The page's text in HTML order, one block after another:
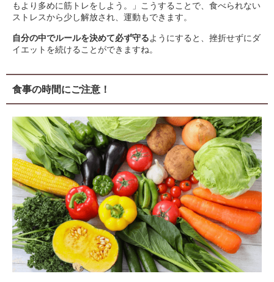
もより多めに筋トレをしよう。」こうすることで、食べられない
ストレスから少し解放され、運動もできます。
自分の中でルールを決めて必ず守るようにすると、挫折せずにダ
イエットを続けることができますね。
食事の時間にご注意！